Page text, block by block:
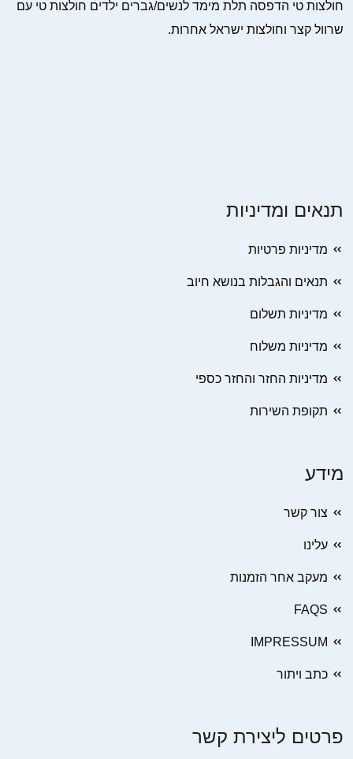
חולצות טי הדפסה תלת מימד לנשים/גברים ילדים חולצות טי עם
שרוול קצר וחולצות ישראל אחרות.
תנאים ומדיניות
מדיניות פרטיות
תנאים והגבלות בנושא חיוב
מדיניות תשלום
מדיניות משלוח
מדיניות החזר והחזר כספי
תקופת השירות
מידע
צור קשר
עלינו
מעקב אחר הזמנות
FAQS
IMPRESSUM
כתב ויתור
פרטים ליצירת קשר